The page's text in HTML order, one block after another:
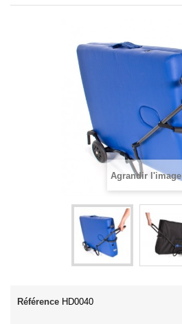
Agrandir l'image
Référence HD0040